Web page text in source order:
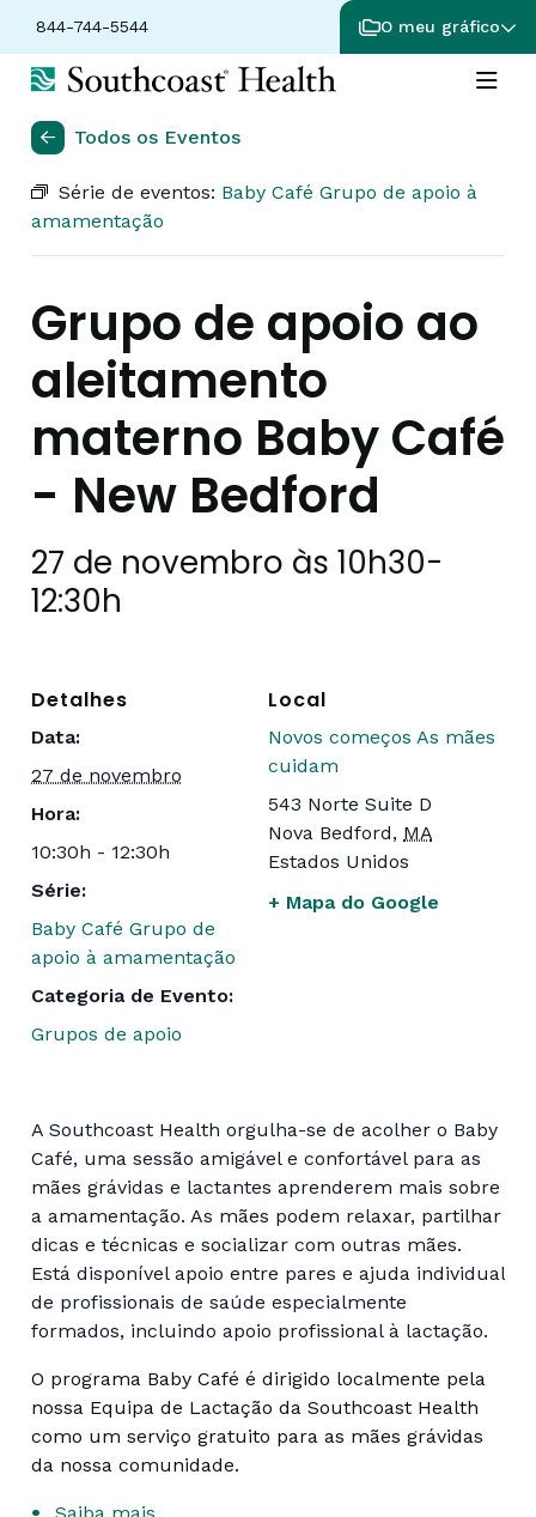
844-744-5544 O meu gráfico
Todos os Eventos
Série de eventos: Baby Café Grupo de apoio à
amamentação
Grupo de apoio ao
aleitamento
materno Baby Café
- New Bedford
27 de novembro às 10h30-
12:30h
Detalhes
Data:
27 de novembro
Hora:
10:30h - 12:30h
Série:
Baby Café Grupo de
apoio à amamentação
Categoria de Evento:
Grupos de apoio
Local
Novos começos As mães
cuidam
543 Norte Suite D
Nova Bedford, MA
Estados Unidos
+ Mapa do Google
A Southcoast Health orgulha-se de acolher o Baby
Café, uma sessão amigável e confortável para as
mães grávidas e lactantes aprenderem mais sobre
a amamentação. As mães podem relaxar, partilhar
dicas e técnicas e socializar com outras mães.
Está disponível apoio entre pares e ajuda individual
de profissionais de saúde especialmente
formados, incluindo apoio profissional à lactação.
O programa Baby Café é dirigido localmente pela
nossa Equipa de Lactação da Southcoast Health
como um serviço gratuito para as mães grávidas
da nossa comunidade.